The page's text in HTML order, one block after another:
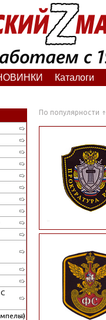
Каталоги
По популярности